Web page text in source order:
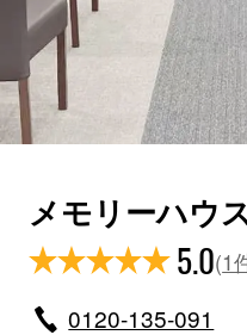
メモリーハウ
5.0(1
0120-135-091